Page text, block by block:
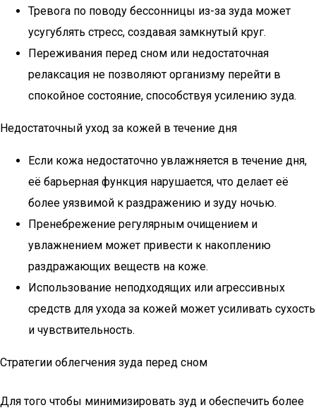
Тревога по поводу бессонницы из-за зуда может
усугублять стресс, создавая замкнутый круг.
Переживания перед сном или недостаточная
релаксация не позволяют организму перейти в
спокойное состояние, способствуя усилению зуда.
Недостаточный уход за кожей в течение дня
Если кожа недостаточно увлажняется в течение дня,
её барьерная функция нарушается, что делает её
более уязвимой к раздражению и зуду ночью.
Пренебрежение регулярным очищением и
увлажнением может привести к накоплению
раздражающих веществ на коже.
Использование неподходящих или агрессивных
средств для ухода за кожей может усиливать сухость
и чувствительность.
Стратегии облегчения зуда перед сном
Для того чтобы минимизировать зуд и обеспечить более